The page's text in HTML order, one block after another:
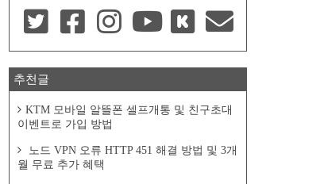
추천글
KTM 모바일 알뜰폰 셀프개통 및 친구초대
이벤트로 가입 방법
노드 VPN 오류 HTTP 451 해결 방법 및 3개
월 무료 추가 혜택